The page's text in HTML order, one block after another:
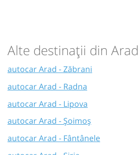
Alte destinații din Arad
autocar Arad - Zăbrani
autocar Arad - Radna
autocar Arad - Lipova
autocar Arad - Șoimoș
autocar Arad - Fântânele